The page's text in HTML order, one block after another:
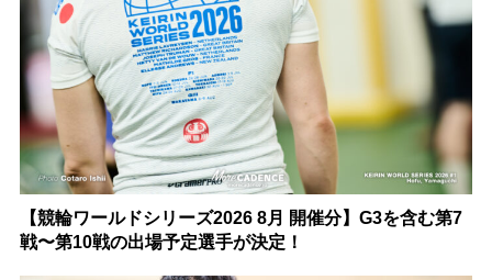
【競輪ワールドシリーズ2026 8月 開催分】G3を含む第7
戦〜第10戦の出場予定選手が決定！